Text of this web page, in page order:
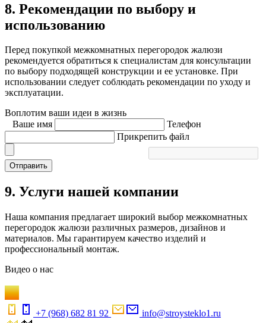
8. Рекомендации по выбору и
использованию
Перед покупкой межкомнатных перегородок жалюзи
рекомендуется обратиться к специалистам для консультации
по выбору подходящей конструкции и ее установке. При
использовании следует соблюдать рекомендации по уходу и
эксплуатации.
Воплотим ваши идеи в жизнь
Ваше имя
Телефон
Прикрепить файл
Отправить
9. Услуги нашей компании
Наша компания предлагает широкий выбор межкомнатных
перегородок жалюзи различных размеров, дизайнов и
материалов. Мы гарантируем качество изделий и
профессиональный монтаж.
Видео о нас
+7 (968) 682 81 92 info@stroysteklo1.ru